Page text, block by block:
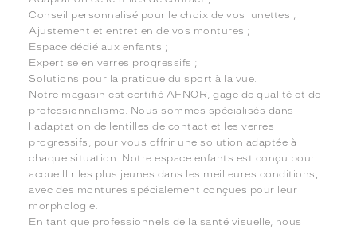
Conseil personnalisé pour le choix de vos lunettes ;
Ajustement et entretien de vos montures ;
Espace dédié aux enfants ;
Expertise en verres progressifs ;
Solutions pour la pratique du sport à la vue.
Notre magasin est certifié AFNOR, gage de qualité et de
professionnalisme. Nous sommes spécialisés dans
l'adaptation de lentilles de contact et les verres
progressifs, pour vous offrir une solution adaptée à
chaque situation. Notre espace enfants est conçu pour
accueillir les plus jeunes dans les meilleures conditions,
avec des montures spécialement conçues pour leur
morphologie.
En tant que professionnels de la santé visuelle, nous